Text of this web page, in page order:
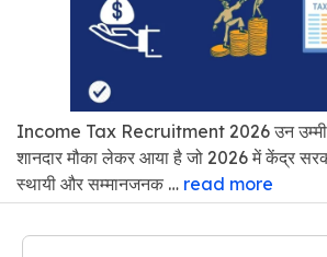
Income Tax Recruitment 2026 उन
शानदार मौका लेकर आया है जो 2026 में केंद्र
स्थायी और सम्मानजनक … read more